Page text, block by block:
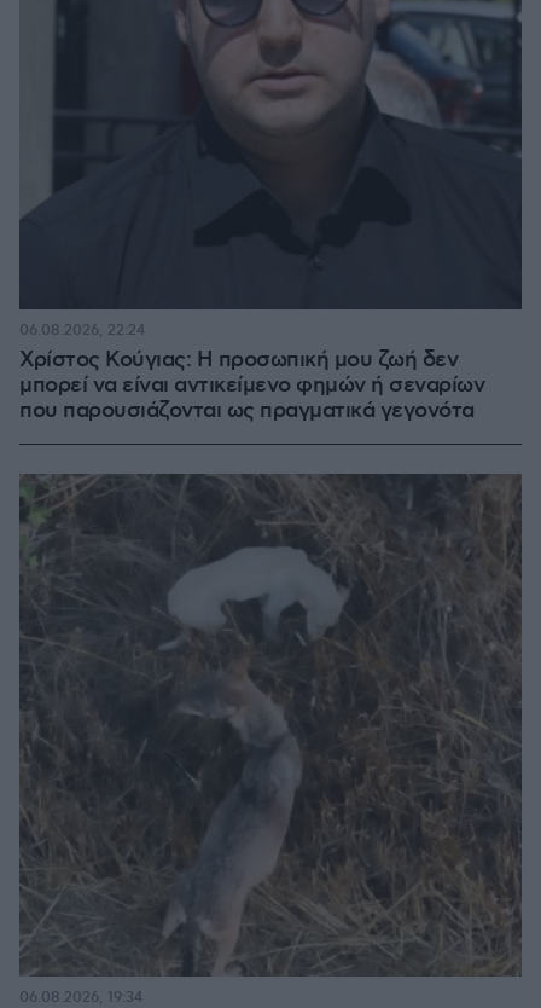
Χρίστος Κούγιας: Η προσωπική μου ζωή δεν
μπορεί να είναι αντικείμενο φημών ή σεναρίων
που παρουσιάζονται ως πραγματικά γεγονότα
06.08.2026, 22:24
06.08.2026, 19:34